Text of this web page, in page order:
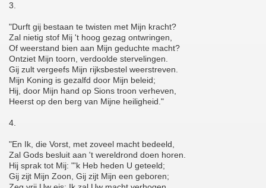
3.
"Durft gij bestaan te twisten met Mijn kracht?
Zal nietig stof Mij 't hoog gezag ontwringen,
Of weerstand bien aan Mijn geduchte macht?
Ontziet Mijn toorn, verdoolde stervelingen.
Gij zult vergeefs Mijn rijksbestel weerstreven.
Mijn Koning is gezalfd door Mijn beleid;
Hij, door Mijn hand op Sions troon verheven,
Heerst op den berg van Mijne heiligheid."
4.
"En Ik, die Vorst, met zoveel macht bedeeld,
Zal Gods besluit aan 't wereldrond doen horen.
Hij sprak tot Mij: "'k Heb heden U geteeld;
Gij zijt Mijn Zoon, Gij zijt Mijn een geboren;